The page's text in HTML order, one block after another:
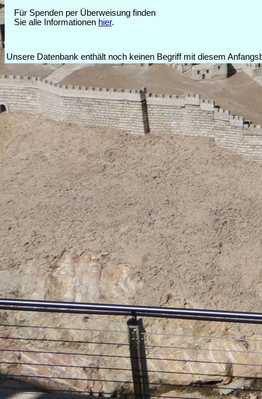
Für Spenden per Überweisung finden
Sie alle Informationen hier.
Unsere Datenbank enthält noch keinen Begriff mit diesem